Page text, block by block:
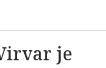
je